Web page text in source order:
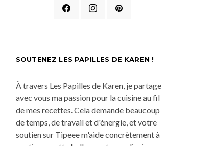
SOUTENEZ LES PAPILLES DE KAREN !
À travers Les Papilles de Karen, je partage
avec vous ma passion pour la cuisine au fil
de mes recettes. Cela demande beaucoup
de temps, de travail et d'énergie, et votre
soutien sur Tipeee m'aide concrètement à